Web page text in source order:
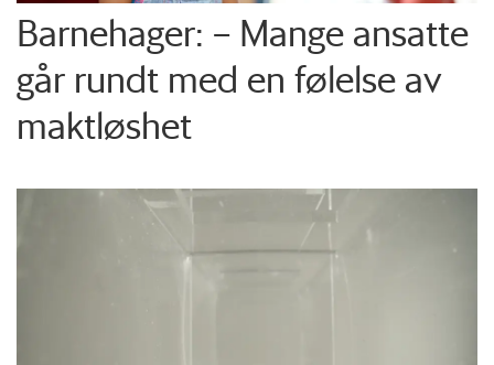
Barnehager: – Mange ansatte
går rundt med en følelse av
maktløshet